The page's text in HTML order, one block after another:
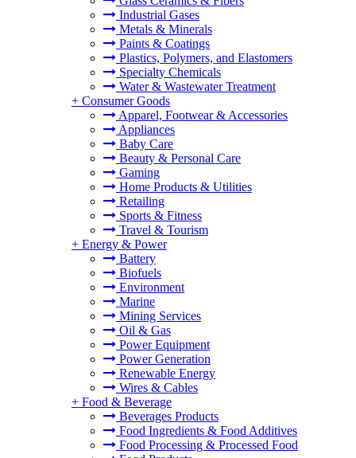
Industrial Gases
Metals & Minerals
Paints & Coatings
Plastics, Polymers, and Elastomers
Specialty Chemicals
Water & Wastewater Treatment
+ Consumer Goods
Apparel, Footwear & Accessories
Appliances
Baby Care
Beauty & Personal Care
Gaming
Home Products & Utilities
Retailing
Sports & Fitness
Travel & Tourism
+ Energy & Power
Battery
Biofuels
Environment
Marine
Mining Services
Oil & Gas
Power Equipment
Power Generation
Renewable Energy
Wires & Cables
+ Food & Beverage
Beverages Products
Food Ingredients & Food Additives
Food Processing & Processed Food